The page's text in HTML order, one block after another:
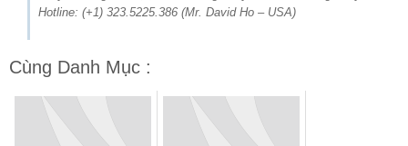
Hotline: (+1) 323.5225.386 (Mr. David Ho – USA)
Cùng Danh Mục :